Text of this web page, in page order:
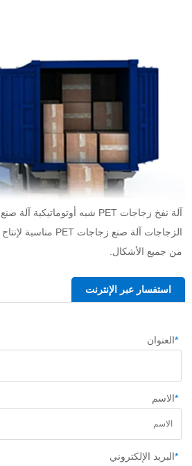
من جميع الأشكال.
استفسار عبر الإنترنت
*العنوان
*الاسم
*البريد الإلكتروني